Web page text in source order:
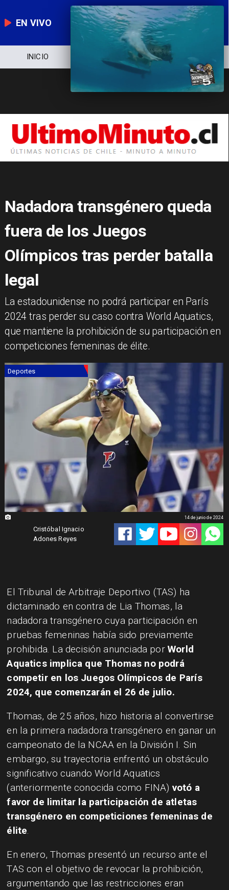
EN VIVO
NOTICIERO POLÍTICA ECONOMÍA
Nadadora transgénero queda
fuera de los Juegos
Olímpicos tras perder batalla
legal
La estadounidense no podrá participar en París
2024 tras perder su caso contra World Aquatics,
que mantiene la prohibición de su participación en
competiciones femeninas de élite.
Deportes
Cristóbal Ignacio
Adones Reyes
14 de junio de 2024
El Tribunal de Arbitraje Deportivo (TAS) ha
dictaminado en contra de Lia Thomas, la
nadadora transgénero cuya participación en
pruebas femeninas había sido previamente
prohibida. La decisión anunciada por World
Aquatics implica que Thomas no podrá
competir en los Juegos Olímpicos de París
2024, que comenzarán el 26 de julio.
Thomas, de 25 años, hizo historia al convertirse
en la primera nadadora transgénero en ganar un
campeonato de la NCAA en la División I. Sin
embargo, su trayectoria enfrentó un obstáculo
significativo cuando World Aquatics
(anteriormente conocida como FINA) votó a
favor de limitar la participación de atletas
transgénero en competiciones femeninas de
élite.
En enero, Thomas presentó un recurso ante el
TAS con el objetivo de revocar la prohibición,
argumentando que las restricciones eran